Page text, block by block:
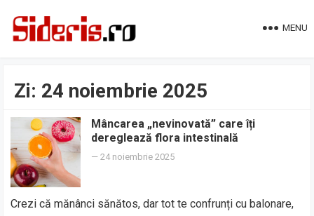
MENU
Zi: 24 noiembrie 2025
Mâncarea „nevinovată” care îți
dereglează flora intestinală
—24 noiembrie 2025
Crezi că mănânci sănătos, dar tot te confrunți cu balonare,